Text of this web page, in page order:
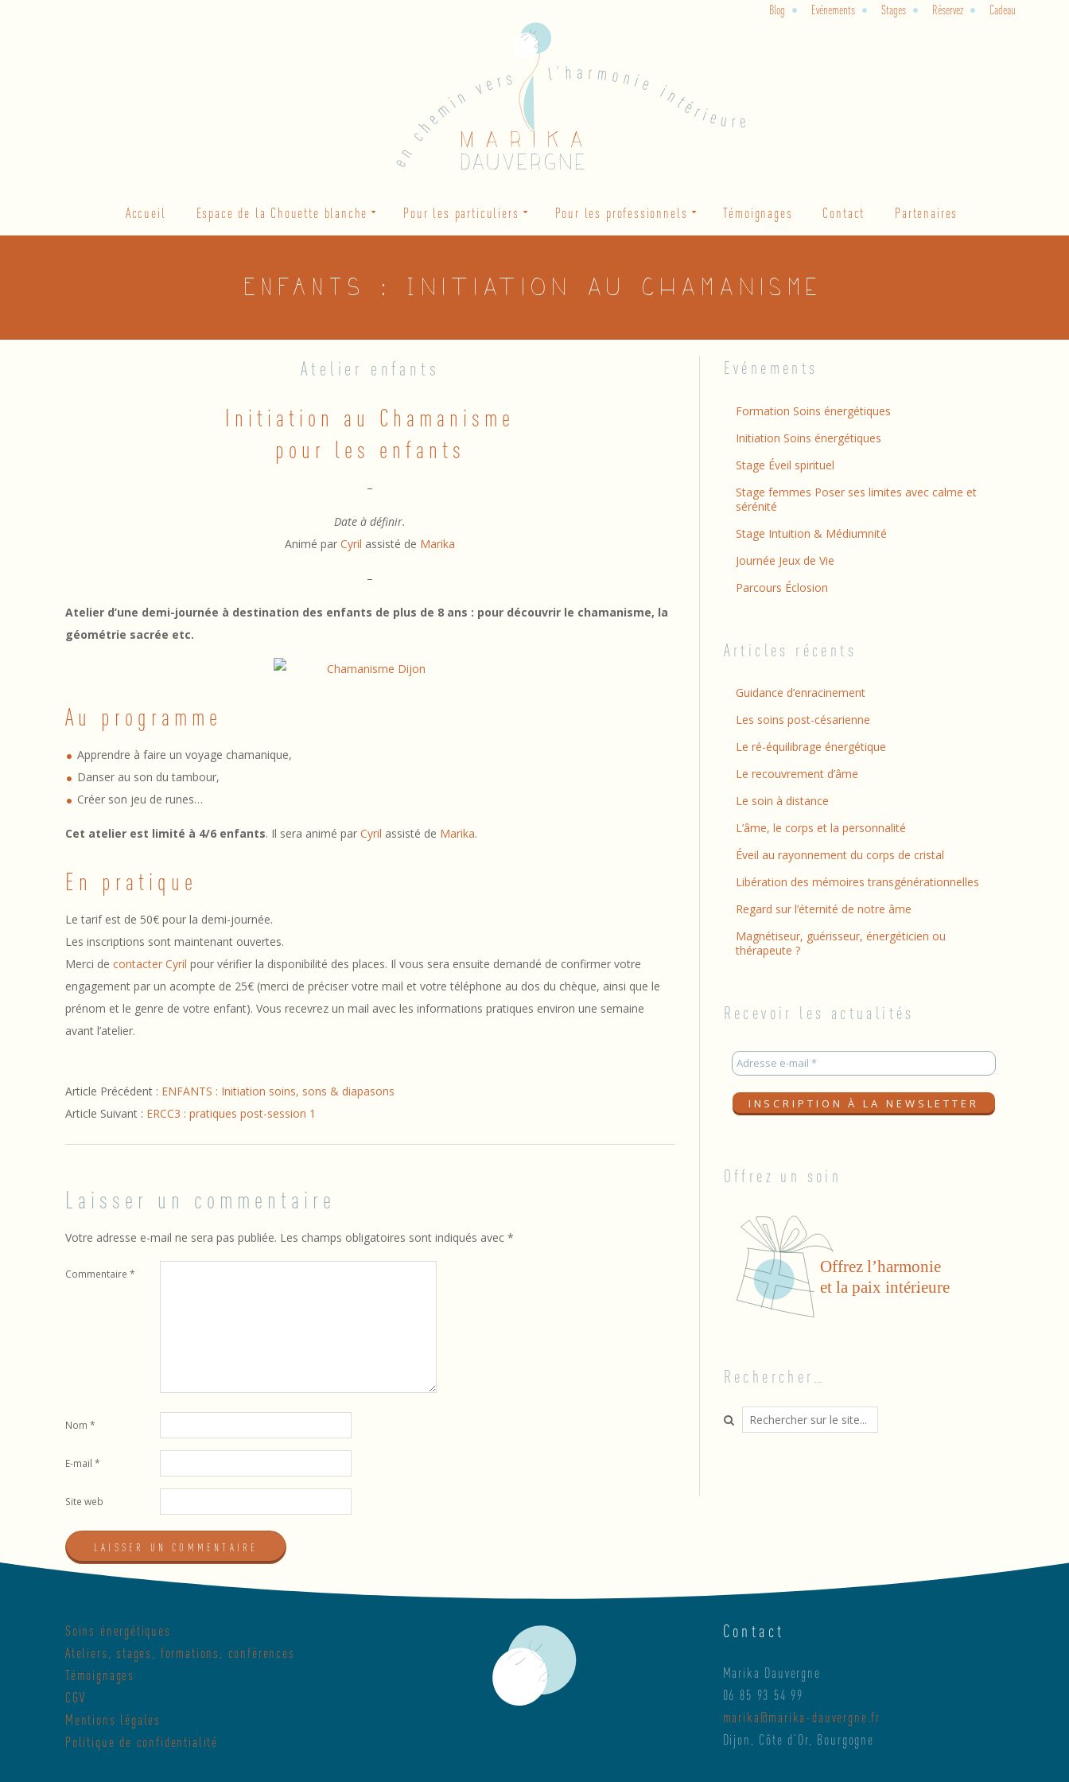
Blog Evénements Stages Réservez Cadeau
Navigation
Accueil Espace de la Chouette blanche Pour les particuliers Pour les professionnels Témoignages Contact Partenaires
ENFANTS : Initiation au Chamanisme
:
I
i
t
i
t
i
o
n
a
u
C
a
m
n
i
s
Atelier enfants
Initiation au Chamanisme
pour les enfants
–
Date à définir.
Animé parCyril assisté de Marika
–
Atelier d’une demi-journée à destination des enfants de plus de 8 ans : pour découvrir le chamanisme, la
géométrie sacrée etc.
Au programme
Apprendre à faire un voyage chamanique,
Danser au son du tambour,
Créer son jeu de runes…
Cet atelier est limité à 4/6 enfants. Il sera animé par Cyril assisté de Marika.
En pratique
Le tarif est de 50€ pour la demi-journée.
Les inscriptions sont maintenant ouvertes.
Merci de contacter Cyril pour vérifier la disponibilité des places. Il vous sera ensuite demandé de confirmer votre
engagement par un acompte de 25€ (merci de préciser votre mail et votre téléphone au dos du chèque, ainsi que le
prénom et le genre de votre enfant). Vous recevrez un mail avec les informations pratiques environ une semaine
avant l’atelier.
01-
30
Article Précédent : ENFANTS : Initiation soins, sons & diapasons
Article Suivant : ERCC3 : pratiques post-session 1
Laisser un commentaire
Votre adresse e-mail ne sera pas publiée. Les champs obligatoires sont indiqués avec *
Commentaire *
Nom *
E-mail *
Site web
Evénements
Formation Soins énergétiques
Initiation Soins énergétiques
Stage Éveil spirituel
Stage femmes Poser ses limites avec calme et
sérénité
Stage Intuition & Médiumnité
Journée Jeux de Vie
Parcours Éclosion
Articles récents
Guidance d’enracinement
Les soins post-césarienne
Le ré-équilibrage énergétique
Le recouvrement d’âme
Le soin à distance
L’âme, le corps et la personnalité
Éveil au rayonnement du corps de cristal
Libération des mémoires transgénérationnelles
Regard sur l’éternité de notre âme
Magnétiseur, guérisseur, énergéticien ou
thérapeute ?
Recevoir les actualités
Offrez un soin
Rechercher…
Search
Soins énergétiques
Ateliers, stages, formations, conférences
Témoignages
CGV
Mentions légales
Politique de confidentialité
Contact
Marika Dauvergne
06 85 93 54 99
marika@marika-dauvergne.fr
Dijon, Côte d’Or, Bourgogne